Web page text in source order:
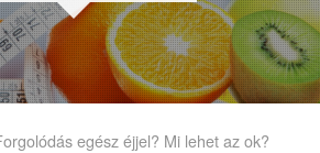
egész éjjel? Mi lehet az ok?